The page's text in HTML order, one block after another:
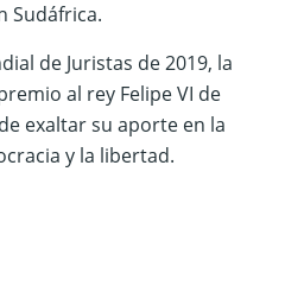
Sudáfrica.
de Juristas de 2019, la
al rey Felipe VI de
exaltar su aporte en la
y la libertad.